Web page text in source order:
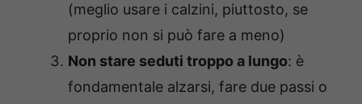
(meglio usare i calzini, piuttosto, se
proprio non si può fare a meno)
Non stare seduti troppo a lungo: è
fondamentale alzarsi, fare due passi o